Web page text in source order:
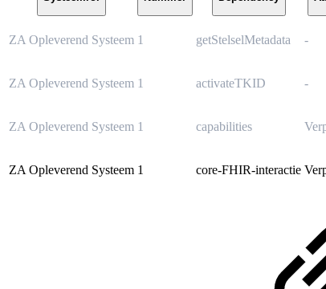
ZA Opleverend Systeem 1 getStelselMetadata -
ZA Opleverend Systeem 1 activateTKID -
ZA Opleverend Systeem 1 capabilities
ZA Opleverend Systeem 1 core-FHIR-interactie